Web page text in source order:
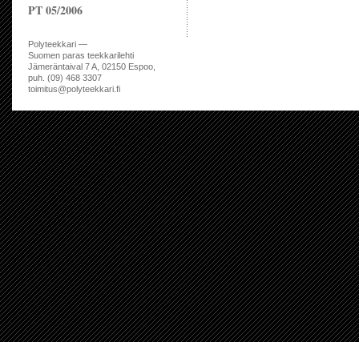
PT 05/2006
Polyteekkari —
Suomen paras teekkarilehti
Jämeräntaival 7 A, 02150 Espoo,
puh. (09) 468 3307
toimitus@polyteekkari.fi